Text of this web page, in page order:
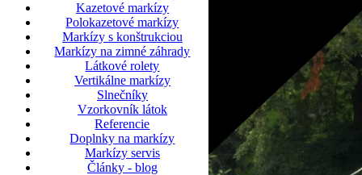
Kazetové markízy
Polokazetové markízy
Markízy s konštrukciou
Markízy na zimné záhrady
Látkové rolety
Vertikálne markízy
Slnečníky
Vzorkovník látok
Referencie
Doplnky na markízy
Markízy servis
Články - blog